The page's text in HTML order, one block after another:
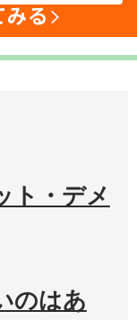
みる
ト・デメ
のはあ